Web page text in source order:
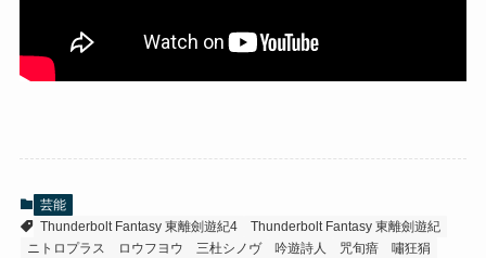
芸能
Thunderbolt Fantasy 東離劍遊紀4
Thunderbolt Fantasy 東離劍遊紀
ニトロプラス
ロウフヨウ 三杜シノヴ 吟遊詩人 咒旬瘖
嘯狂狷